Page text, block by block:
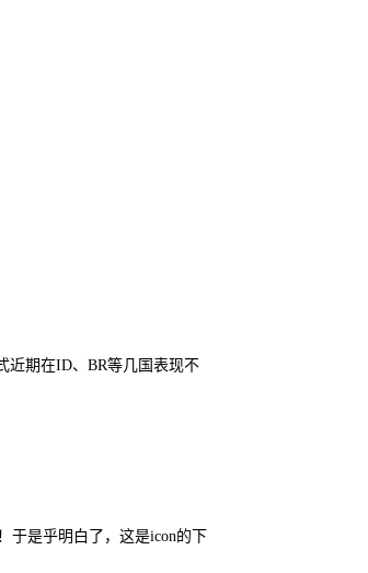
近期在ID、BR等几国表现不
于是乎明白了，这是icon的下